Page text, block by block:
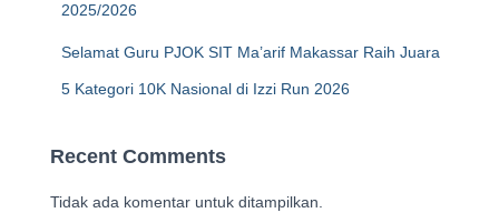
2025/2026
Selamat Guru PJOK SIT Ma’arif Makassar Raih Juara
5 Kategori 10K Nasional di Izzi Run 2026
Recent Comments
Tidak ada komentar untuk ditampilkan.